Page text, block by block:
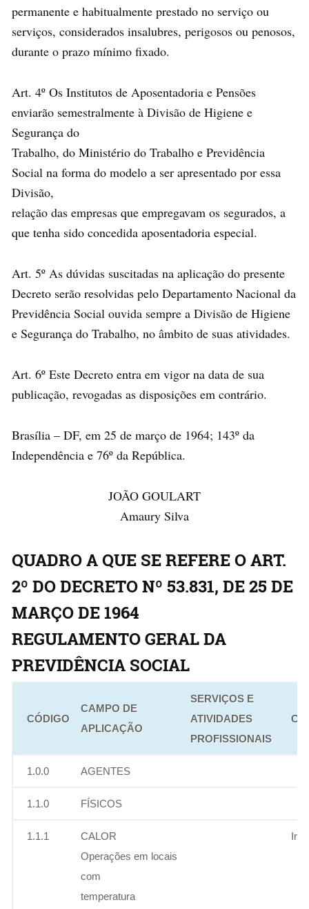
permanente e habitualmente prestado no serviço ou
serviços, considerados insalubres, perigosos ou penosos,
durante o prazo mínimo fixado.
Art. 4º Os Institutos de Aposentadoria e Pensões
enviarão semestralmente à Divisão de Higiene e
Segurança do
Trabalho, do Ministério do Trabalho e Previdência
Social na forma do modelo a ser apresentado por essa
Divisão,
relação das empresas que empregavam os segurados, a
que tenha sido concedida aposentadoria especial.
Art. 5º As dúvidas suscitadas na aplicação do presente
Decreto serão resolvidas pelo Departamento Nacional da
Previdência Social ouvida sempre a Divisão de Higiene
e Segurança do Trabalho, no âmbito de suas atividades.
Art. 6º Este Decreto entra em vigor na data de sua
publicação, revogadas as disposições em contrário.
Brasília – DF, em 25 de março de 1964; 143º da
Independência e 76º da República.
JOÃO GOULART
Amaury Silva
QUADRO A QUE SE REFERE O ART.
2º DO DECRETO Nº 53.831, DE 25 DE
MARÇO DE 1964
REGULAMENTO GERAL DA
PREVIDÊNCIA SOCIAL
CÓDIGO
CAMPO DE
APLICAÇÃO
SERVIÇOS E
ATIVIDADES
PROFISSIONAIS
1.0.0 AGENTES
1.1.0 FÍSICOS
1.1.1
CALOR
Operações em locais
com
temperatura